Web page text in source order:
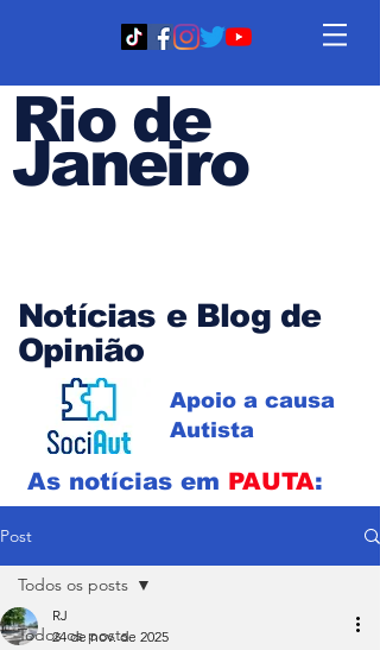
Rio de
Janeiro
Notícias e Blog de
Opinião
Apoio a causa
Autista
As notícias em PAUTA:
Post
Todos os posts
Todos os posts
RJ
24 de nov. de 2025